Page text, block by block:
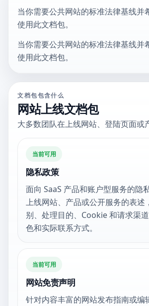
当你需要公共网站的标准法律基线
使用此文档包。
当你需要公共网站的标准法律基线
使用此文档包。
文档包包含什么
网站上线文档包
大多数团队在上线网站、登陆页面或
当前可用
隐私政策
面向 SaaS 产品和账户型服务的隐
上线网站、产品或公开服务的表述
别、处理目的、Cookie 和请求渠
色和实际联系方式。
当前可用
网站免责声明
针对内容丰富的网站发布指南或编